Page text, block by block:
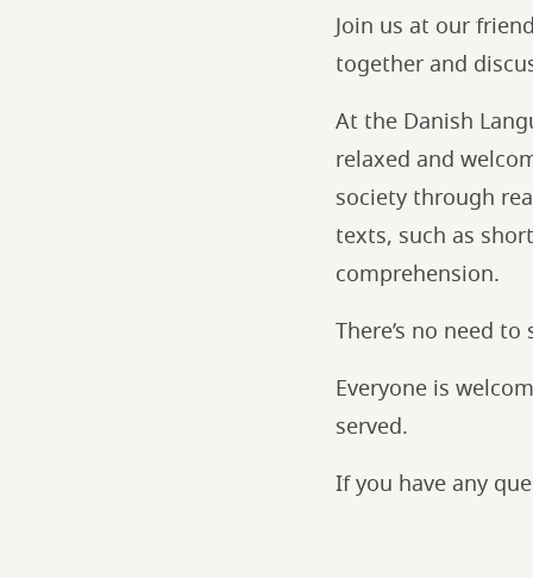
Join us at our
together and
At the Danish
relaxed and
society through
texts, such as
comprehension.
There’s no need
Everyone is
served.
If you have any